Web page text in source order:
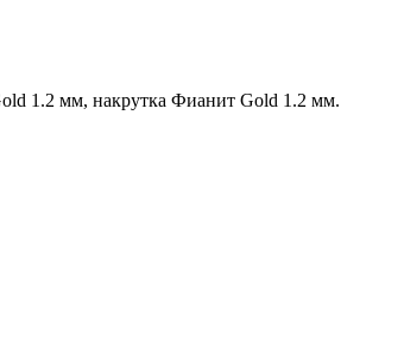
1.2 мм, накрутка Фианит Gold 1.2 мм.